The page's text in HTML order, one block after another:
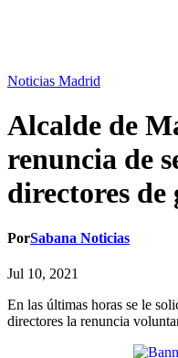
Noticias Madrid
Alcalde de
renuncia de
directores de
PorSabana Noticias
Jul 10, 2021
En las últimas horas se le
directores la renuncia